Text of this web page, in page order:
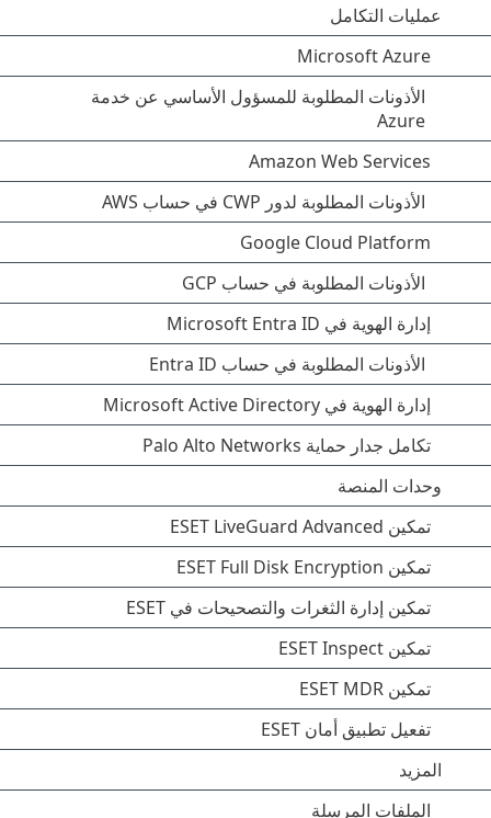
عمليات التكامل
Microsoft Azure
الأذونات المطلوبة للمسؤول الأساسي عن خدمة
Azure
Amazon Web Services
الأذونات المطلوبة لدور CWP في حساب AWS
Google Cloud Platform
الأذونات المطلوبة في حساب GCP
إدارة الهوية في Microsoft Entra ID
الأذونات المطلوبة في حساب Entra ID
إدارة الهوية في Microsoft Active Directory
تكامل جدار حماية Palo Alto Networks
وحدات المنصة
تمكين ESET LiveGuard Advanced
تمكين ESET Full Disk Encryption
تمكين إدارة الثغرات والتصحيحات في ESET
تمكين ESET Inspect
تمكين ESET MDR
تفعيل تطبيق أمان ESET
المزيد
الملفات المرسلة